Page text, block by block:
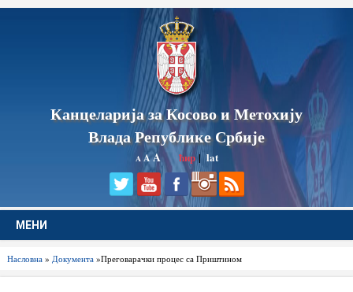
Канцеларија за Косово и Метохију
Влада Републике Србије
A AA ћир|lat
МЕНИ
Насловна» Документа»Преговарачки процес са Приштином